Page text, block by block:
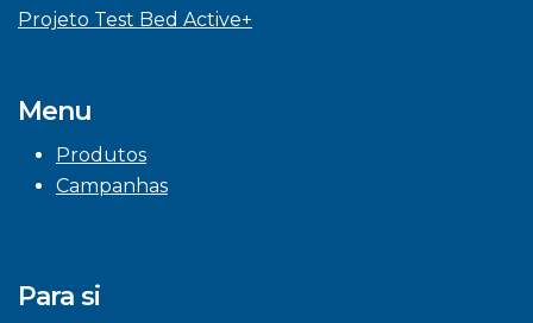
Projeto Test Bed Active+
Menu
Produtos
Campanhas
Para si